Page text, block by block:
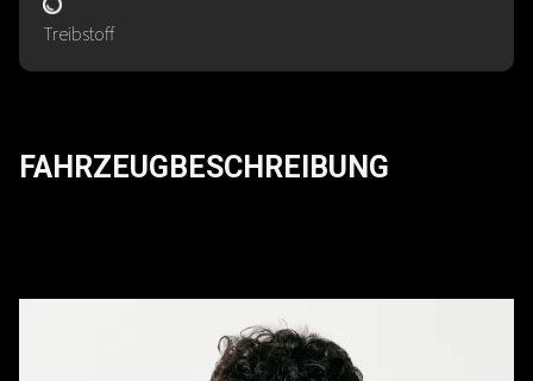
Treibstoff
FAHRZEUGBESCHREIBUNG